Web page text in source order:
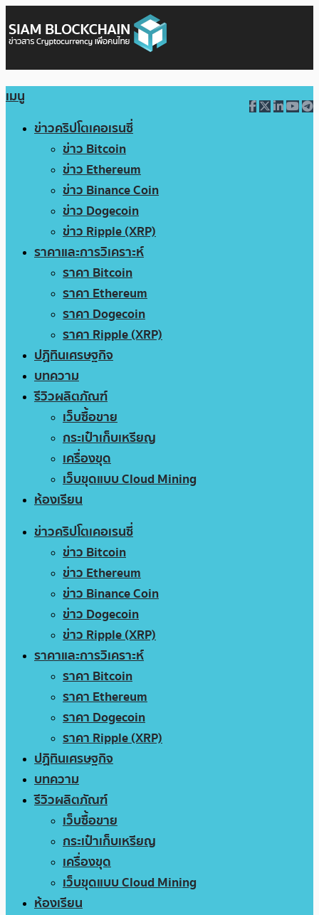
เมนู
ข่าวคริปโตเคอเรนซี่
ข่าว Bitcoin
ข่าว Ethereum
ข่าว Binance Coin
ข่าว Dogecoin
ข่าว Ripple (XRP)
ราคาและการวิเคราะห์
ราคา Bitcoin
ราคา Ethereum
ราคา Dogecoin
ราคา Ripple (XRP)
ปฏิทินเศรษฐกิจ
บทความ
รีวิวผลิตภัณฑ์
เว็บซื้อขาย
กระเป๋าเก็บเหรียญ
เครื่องขุด
เว็บขุดแบบ Cloud Mining
ห้องเรียน
ข่าวคริปโตเคอเรนซี่
ข่าว Bitcoin
ข่าว Ethereum
ข่าว Binance Coin
ข่าว Dogecoin
ข่าว Ripple (XRP)
ราคาและการวิเคราะห์
ราคา Bitcoin
ราคา Ethereum
ราคา Dogecoin
ราคา Ripple (XRP)
ปฏิทินเศรษฐกิจ
บทความ
รีวิวผลิตภัณฑ์
เว็บซื้อขาย
กระเป๋าเก็บเหรียญ
เครื่องขุด
เว็บขุดแบบ Cloud Mining
ห้องเรียน